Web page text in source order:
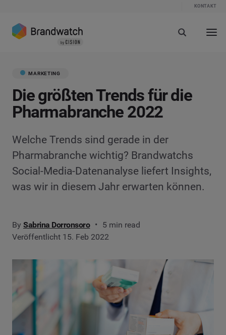
KONTAKT
MARKETING
Die größten Trends für die
Pharmabranche 2022
Welche Trends sind gerade in der
Pharmabranche wichtig? Brandwatchs
Social-Media-Datenanalyse liefert Insights,
was wir in diesem Jahr erwarten können.
By Sabrina Dorronsoro
5 min read
Veröffentlicht 15. Feb 2022